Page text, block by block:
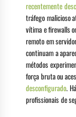
recentemente
tráfego malicioso
vítima e firewalls
remoto em
continuam a
métodos
força bruta ou
desconfigurado.
profissionais de